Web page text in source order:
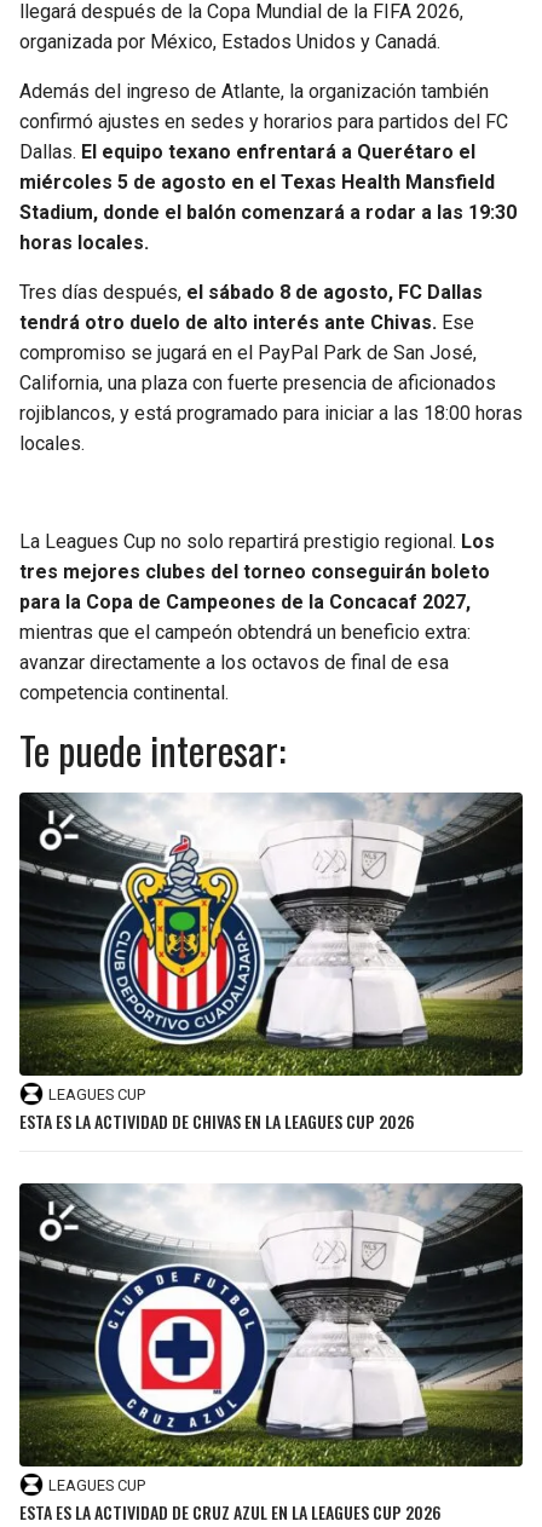
llegará después de la Copa Mundial de la FIFA 2026,
organizada por México, Estados Unidos y Canadá.
Además del ingreso de Atlante, la organización también
confirmó ajustes en sedes y horarios para partidos del FC
Dallas. El equipo texano enfrentará a Querétaro el
miércoles 5 de agosto en el Texas Health Mansfield
Stadium, donde el balón comenzará a rodar a las 19:30
horas locales.
Tres días después, el sábado 8 de agosto, FC Dallas
tendrá otro duelo de alto interés ante Chivas. Ese
compromiso se jugará en el PayPal Park de San José,
California, una plaza con fuerte presencia de aficionados
rojiblancos, y está programado para iniciar a las 18:00 horas
locales.
La Leagues Cup no solo repartirá prestigio regional. Los
tres mejores clubes del torneo conseguirán boleto
para la Copa de Campeones de la Concacaf 2027,
mientras que el campeón obtendrá un beneficio extra:
avanzar directamente a los octavos de final de esa
competencia continental.
Te puede interesar:
LEAGUES CUP
ESTA ES LA ACTIVIDAD DE CHIVAS EN LA LEAGUES CUP 2026
LEAGUES CUP
ESTA ES LA ACTIVIDAD DE CRUZ AZUL EN LA LEAGUES CUP 2026